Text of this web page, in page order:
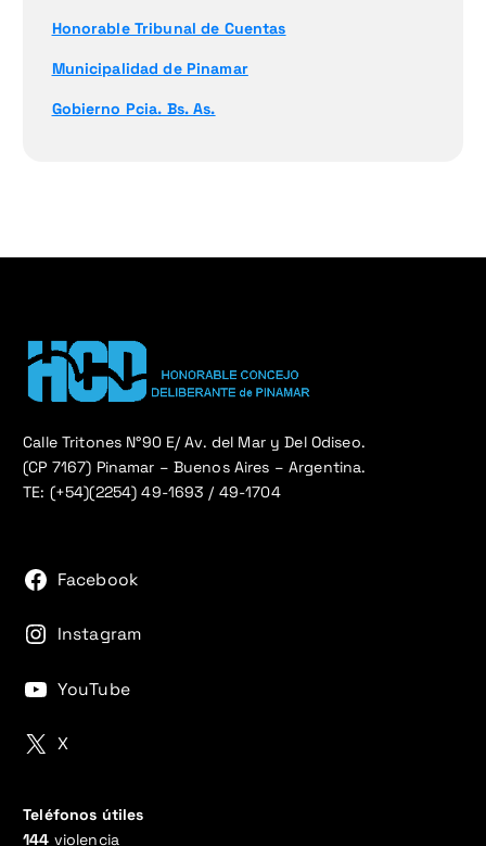
Honorable Tribunal de Cuentas
Municipalidad de Pinamar
Gobierno Pcia. Bs. As.
Calle Tritones N°90 E/ Av. del Mar y Del Odiseo.
(CP 7167) Pinamar – Buenos Aires – Argentina.
TE: (+54)(2254) 49-1693 / 49-1704
Facebook
Instagram
YouTube
X
Teléfonos útiles
144 violencia